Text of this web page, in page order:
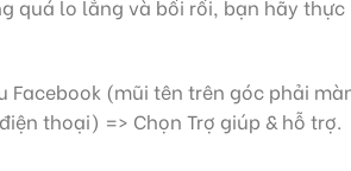
quá lo lắng và bối rối, bạn hãy thực
Facebook (mũi tên trên góc phải
thoại) => Chọn Trợ giúp & hỗ trợ.